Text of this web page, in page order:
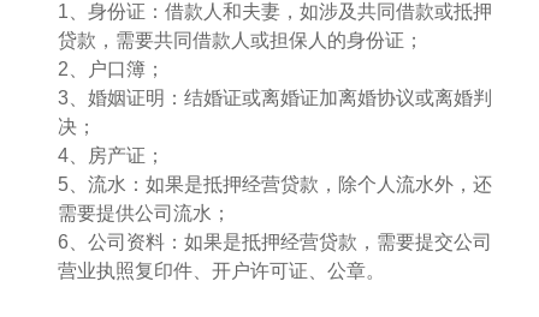
1、身份证：借款人和夫妻，如涉及共同借款或抵押
贷款，需要共同借款人或担保人的身份证；
2、户口簿；
3、婚姻证明：结婚证或离婚证加离婚协议或离婚判
决；
4、房产证；
5、流水：如果是抵押经营贷款，除个人流水外，还
需要提供公司流水；
6、公司资料：如果是抵押经营贷款，需要提交公司
营业执照复印件、开户许可证、公章。